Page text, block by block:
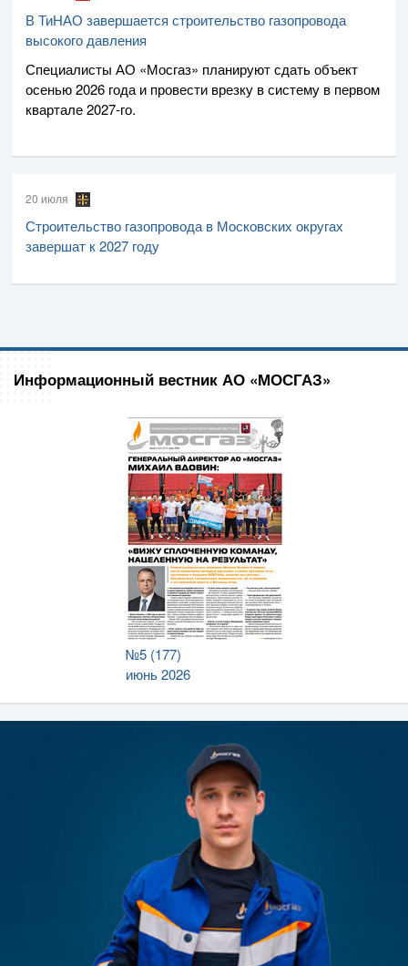
В ТиНАО завершается строительство газопровода
высокого давления
Специалисты АО «Мосгаз» планируют сдать объект
осенью 2026 года и провести врезку в систему в первом
квартале2027-го.
20 июля
Строительство газопровода в Московских округах
завершат к 2027 году
Информационный вестник АО «МОСГАЗ»
№5 (177)
июнь 2026